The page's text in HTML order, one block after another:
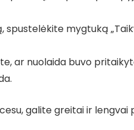
spustelėkite mygtuką
ar nuolaida buvo
galite greitai ir lengvai